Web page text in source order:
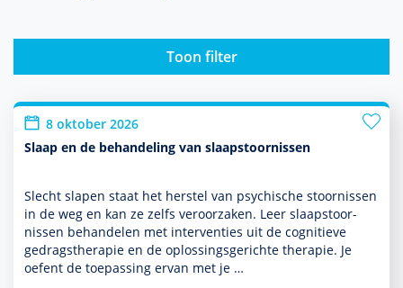
Toon filter
8 oktober 2026
Slaap en de behandeling van slaapstoornissen
Slecht slapen staat het herstel van psychische stoor­nissen
in de weg en kan ze zelfs veroorzaken. Leer slaapstoor­
nissen behan­delen met inter­venties uit de cogni­tieve
gedrags­thera­pie en de oplos­sings­gerichte thera­pie. Je
oefent de toe­pas­sing ervan met je …